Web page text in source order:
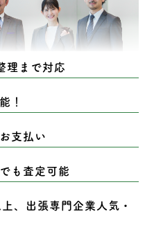
理まで対応
！
支払い
も査定可能
、出張専門企業人気・